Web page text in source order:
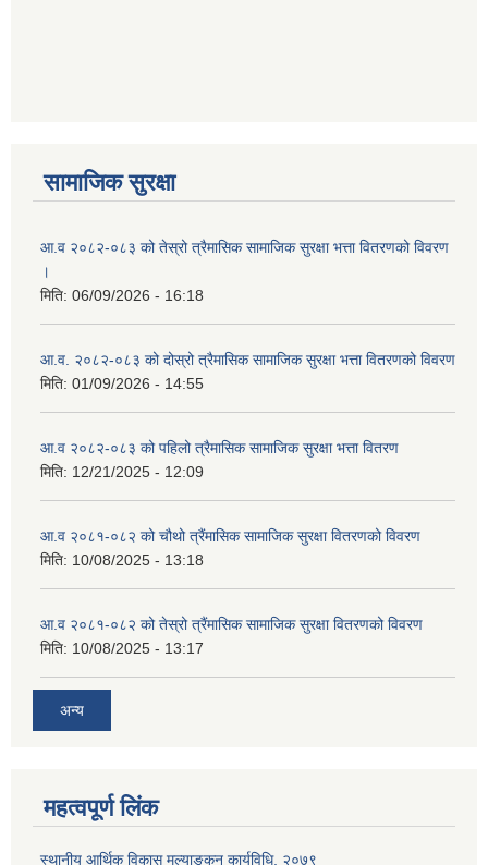
सामाजिक सुरक्षा
आ.व २०८२-०८३ को तेस्रो त्रैमासिक सामाजिक सुरक्षा भत्ता वितरणको विवरण
।
मिति: 06/09/2026 - 16:18
आ.व. २०८२-०८३ को दोस्रो त्रैमासिक सामाजिक सुरक्षा भत्ता वितरणको विवरण
मिति: 01/09/2026 - 14:55
आ.व २०८२-०८३ को पहिलो त्रैमासिक सामाजिक सुरक्षा भत्ता वितरण
मिति: 12/21/2025 - 12:09
आ.व २०८१-०८२ को चौथो त्रैंमासिक सामाजिक सुरक्षा वितरणको विवरण
मिति: 10/08/2025 - 13:18
आ.व २०८१-०८२ को तेस्रो त्रैंमासिक सामाजिक सुरक्षा वितरणको विवरण
मिति: 10/08/2025 - 13:17
अन्य
महत्वपूर्ण लिंक
स्थानीय आर्थिक विकास मूल्याङ्कन कार्यविधि, २०७९